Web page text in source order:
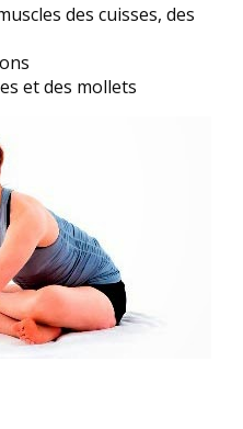
des cuisses, des
et des mollets